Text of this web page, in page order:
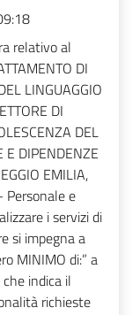
relativo al
DI
LINGUAGGIO
DI
DEL
E DIPENDENZE
EMILIA,
Personale e
i servizi di
si impegna a
MINIMO di:” a
indica il
richieste